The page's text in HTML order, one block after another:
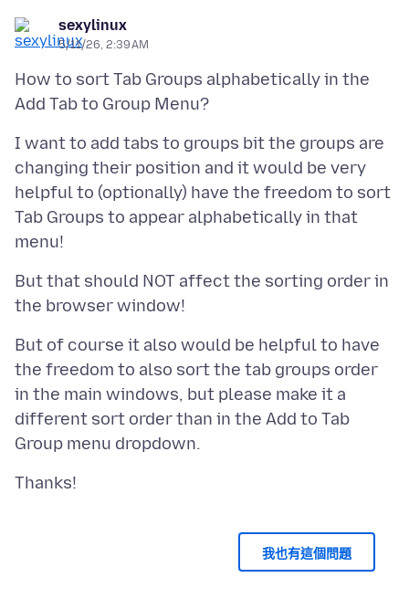
sexylinux
5/11/26, 2:39 AM
How to sort Tab Groups alphabetically in the
I want to add tabs to groups bit the groups are
changing their position and it would be very
helpful to (optionally) have the freedom to sort
Tab Groups to appear alphabetically in that
But that should NOT affect the sorting order in
But of course it also would be helpful to have
the freedom to also sort the tab groups order
in the main windows, but please make it a
different sort order than in the Add to Tab
我也有這個問題